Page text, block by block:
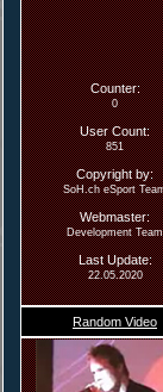
Counter:
0
User Count:
851
Copyright by:
SoH.ch eSport
Webmaster:
Development Team
Last Update:
22.05.2020
Random Video